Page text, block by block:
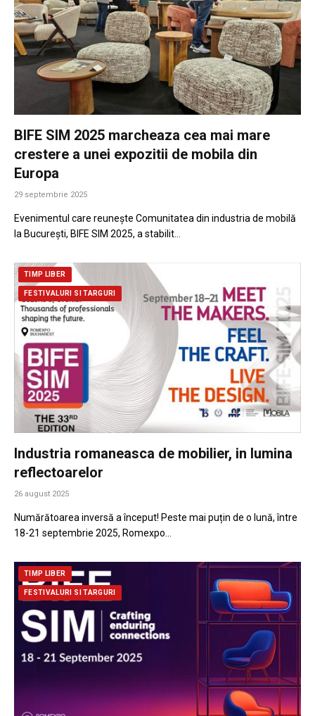
BIFE SIM 2025 marcheaza cea mai mare
crestere a unei expozitii de mobila din
Europa
29 septembrie 2025
Evenimentul care reunește Comunitatea din industria de mobilă
la București, BIFE SIM 2025, a stabilit…
TIMP LIBER
FESTIVALURI SI TARGURI
Industria romaneasca de mobilier, in lumina
reflectoarelor
26 august 2025
Numărătoarea inversă a început! Peste mai puțin de o lună, între
18-21 septembrie 2025, Romexpo…
TIMP LIBER
FESTIVALURI SI TARGURI